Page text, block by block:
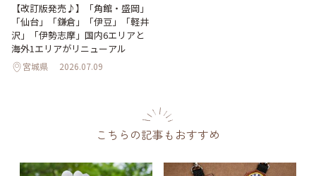
【改訂版発売♪】「角館・盛岡」
「仙台」「鎌倉」「伊豆」「軽井
沢」「伊勢志摩」国内6エリアと
海外1エリアがリニューアル
宮城県 2026.07.09
こちらの記事もおすすめ